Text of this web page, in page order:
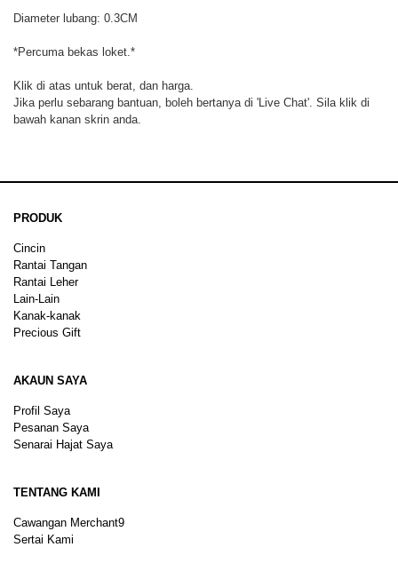
Diameter lubang: 0.3CM
*Percuma bekas loket.*
Klik di atas untuk berat, dan harga.
Jika perlu sebarang bantuan, boleh bertanya di 'Live Chat'. Sila klik di
bawah kanan skrin anda.
PRODUK
Cincin
Rantai Tangan
Rantai Leher
Lain-Lain
Kanak-kanak
Precious Gift
AKAUN SAYA
Profil Saya
Pesanan Saya
Senarai Hajat Saya
TENTANG KAMI
Cawangan Merchant9
Sertai Kami